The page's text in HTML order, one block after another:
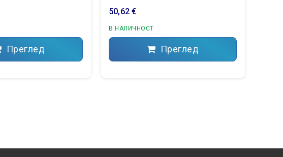
Преглед
50,62 €
В НАЛИЧНОСТ
Преглед